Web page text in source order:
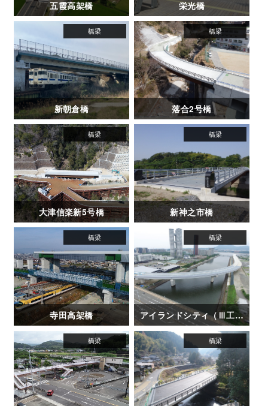
五霞高架橋 栄光橋
新朝倉橋 落合2号橋
大津信楽新5号橋 新神之市橋
寺田高架橋 アイランドシティ（Ⅲ工区）